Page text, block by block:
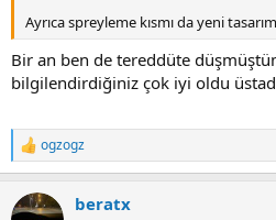
Ayrıca spreyleme kısmı da yeni
Bir an ben de tereddüte
bilgilendirdiğiniz çok iyi oldu
T
e
k
ogzogz
beratx